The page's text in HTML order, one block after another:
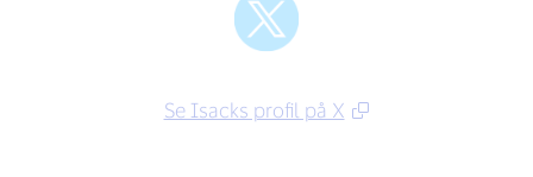
Se Isacks profil på X